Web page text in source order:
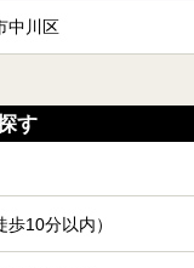
中川区
す
歩10分以内）